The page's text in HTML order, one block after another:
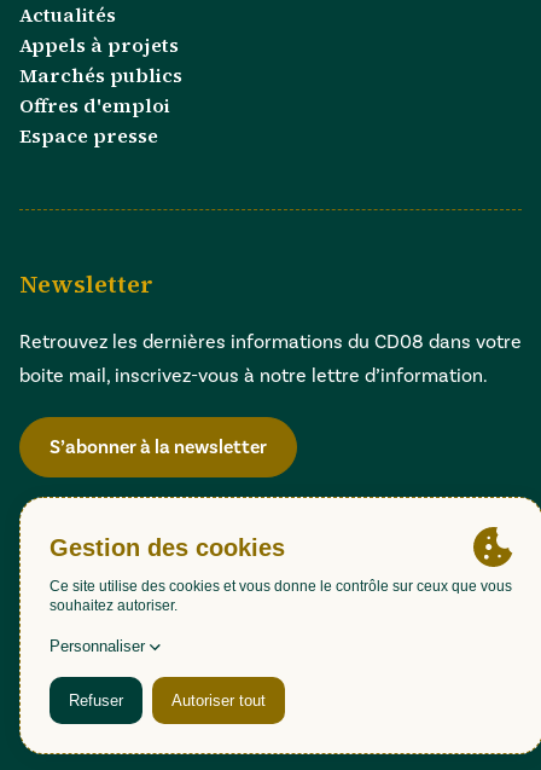
Actualités
Appels à projets
Marchés publics
Offres d'emploi
Espace presse
Newsletter
Retrouvez les dernières informations du CD08 dans votre
boite mail, inscrivez-vous à notre lettre d’information.
S’abonner à la newsletter
Gestion des cookies
Accessibilité : partiellement conforme (98,51%)
Mentions légales
Politique de confidentialité
Plan du site
Une création